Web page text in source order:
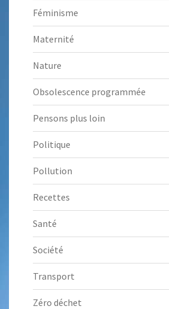
Féminisme
Maternité
Nature
Obsolescence programmée
Pensons plus loin
Politique
Pollution
Recettes
Santé
Société
Transport
Zéro déchet